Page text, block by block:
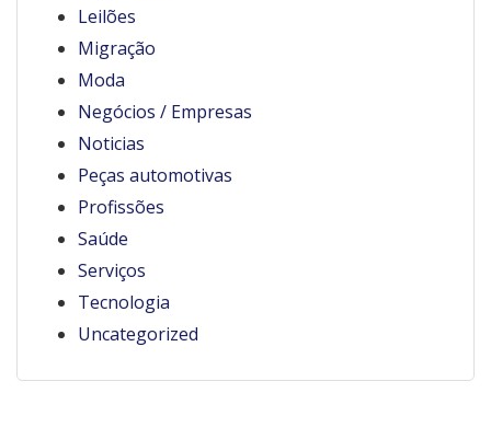
Leilões
Migração
Moda
Negócios / Empresas
Noticias
Peças automotivas
Profissões
Saúde
Serviços
Tecnologia
Uncategorized